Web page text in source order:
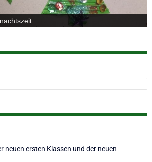
in unserer Schulküche.
neuen ersten Klassen und der neuen